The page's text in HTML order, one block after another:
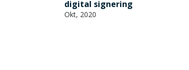
digital signering
Okt, 2020